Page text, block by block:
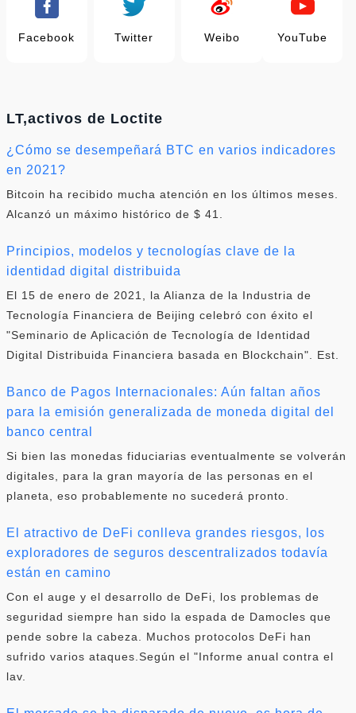
Facebook Twitter Weibo YouTube
LT,activos de Loctite
¿Cómo se desempeñará BTC en varios indicadores
en 2021?
Bitcoin ha recibido mucha atención en los últimos meses.
Alcanzó un máximo histórico de $ 41.
Principios, modelos y tecnologías clave de la
identidad digital distribuida
El 15 de enero de 2021, la Alianza de la Industria de
Tecnología Financiera de Beijing celebró con éxito el
"Seminario de Aplicación de Tecnología de Identidad
Digital Distribuida Financiera basada en Blockchain". Est.
Banco de Pagos Internacionales: Aún faltan años
para la emisión generalizada de moneda digital del
banco central
Si bien las monedas fiduciarias eventualmente se volverán
digitales, para la gran mayoría de las personas en el
planeta, eso probablemente no sucederá pronto.
El atractivo de DeFi conlleva grandes riesgos, los
exploradores de seguros descentralizados todavía
están en camino
Con el auge y el desarrollo de DeFi, los problemas de
seguridad siempre han sido la espada de Damocles que
pende sobre la cabeza. Muchos protocolos DeFi han
sufrido varios ataques.Según el "Informe anual contra el
lav.